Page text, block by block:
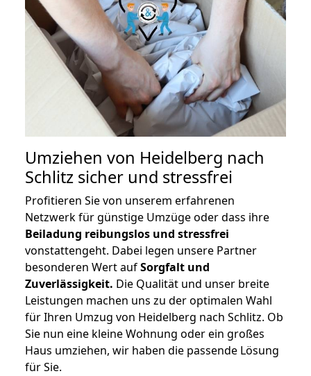
Umziehen von Heidelberg nach
Schlitz sicher und stressfrei
Profitieren Sie von unserem erfahrenen
Netzwerk für günstige Umzüge oder dass ihre
Beiladung reibungslos und stressfrei
vonstattengeht. Dabei legen unsere Partner
besonderen Wert aufSorgfalt und
Zuverlässigkeit. Die Qualität und unser breite
Leistungen machen uns zu der optimalen Wahl
für Ihren Umzug von Heidelberg nach Schlitz. Ob
Sie nun eine kleine Wohnung oder ein großes
Haus umziehen, wir haben die passende Lösung
für Sie.